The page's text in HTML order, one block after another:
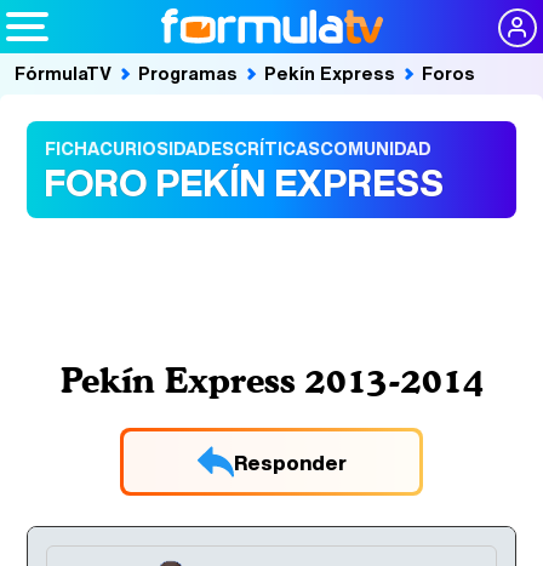
FórmulaTV Programas Pekín Express Foros
FICHACURIOSIDADESCRÍTICASCOMUNIDAD
FORO PEKÍN EXPRESS
Pekín Express 2013-2014
Responder